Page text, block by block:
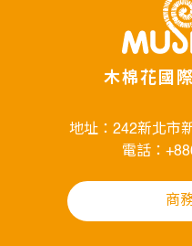
木棉花國
地址：242新北市
電話：
商